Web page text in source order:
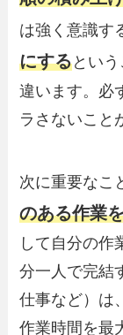
は強く意識す
にするとい
違います。必
ラさないこと
次に重要なこ
のある作業
して自分の作
分一人で完結
仕事など）は
作業時間を最